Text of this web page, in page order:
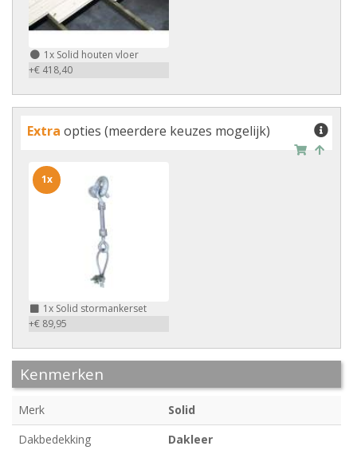
1x Solid houten vloer
+€ 418,40
Extra opties (meerdere keuzes mogelijk)
1x Solid stormankerset
+€ 89,95
1x
Kenmerken
Merk
Solid
Dakbedekking
Dakleer